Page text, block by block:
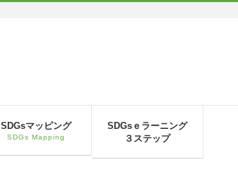
SDGsマッピング
SDGs Mapping
SDGsｅラーニング
３ステップ